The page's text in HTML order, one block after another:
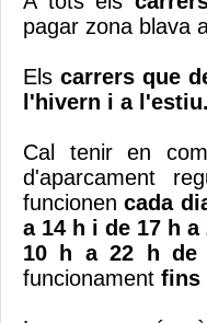
pagar zona blava
Elscarrers que
l'hivern i a l'estiu.
Cal tenir en
d'aparcament
funcionencada
a 14 h i de 17 h a
10 h a 22 h de
funcionament fins